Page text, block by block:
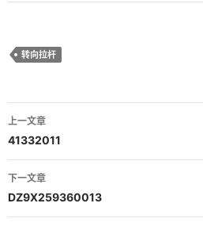
转向拉杆
文
章
导
航
上一文章
41332011
下一文章
DZ9X259360013